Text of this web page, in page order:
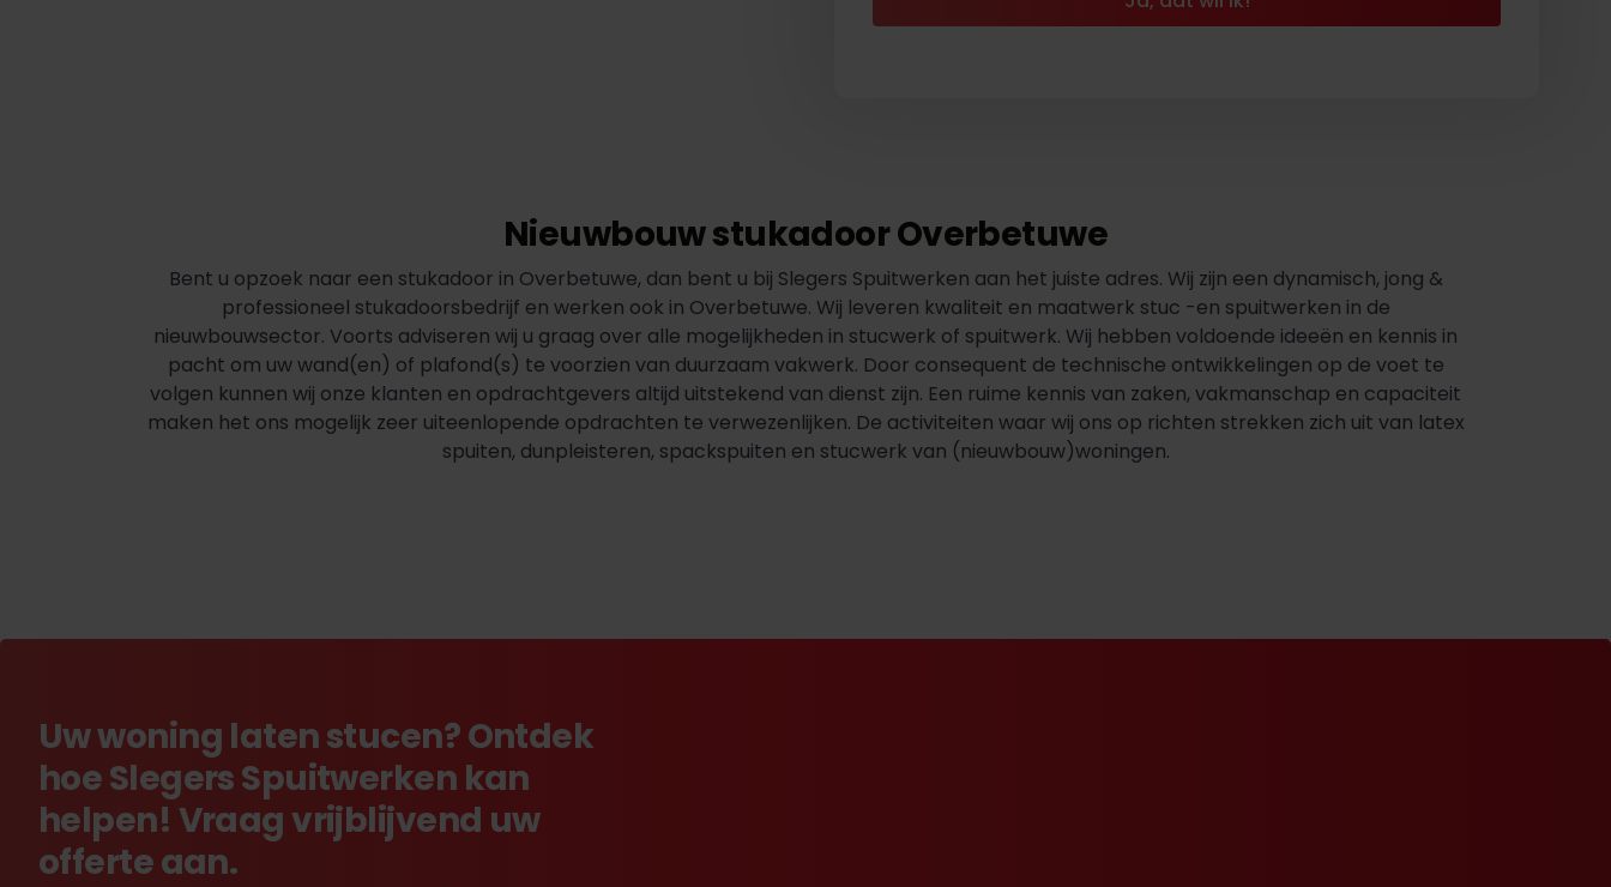
Nieuwbouw stukadoor Overbetuwe
Bent u opzoek naar een stukadoor in Overbetuwe, dan bent u bij Slegers Spuitwerken aan het juiste adres. Wij zijn een dynamisch, jong &
professioneel stukadoorsbedrijf en werken ook in Overbetuwe. Wij leveren kwaliteit en maatwerk stuc -en spuitwerken in de
nieuwbouwsector. Voorts adviseren wij u graag over alle mogelijkheden in stucwerk of spuitwerk. Wij hebben voldoende ideeën en kennis in
pacht om uw wand(en) of plafond(s) te voorzien van duurzaam vakwerk. Door consequent de technische ontwikkelingen op de voet te
volgen kunnen wij onze klanten en opdrachtgevers altijd uitstekend van dienst zijn. Een ruime kennis van zaken, vakmanschap en capaciteit
maken het ons mogelijk zeer uiteenlopende opdrachten te verwezenlijken. De activiteiten waar wij ons op richten strekken zich uit van latex
spuiten, dunpleisteren, spackspuiten en stucwerk van (nieuwbouw)woningen.
Uw woning laten stucen? Ontdek
hoe Slegers Spuitwerken kan
helpen! Vraag vrijblijvend uw
offerte aan.